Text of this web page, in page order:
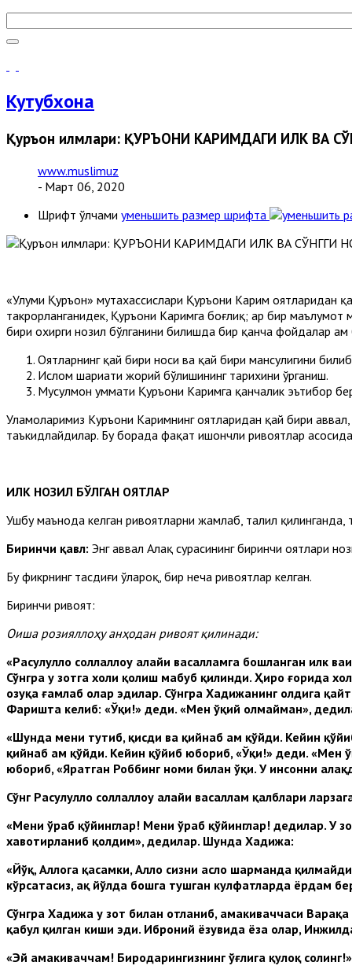
Кутубхона
Қуръон илмлари: ҚУРЪОНИ КАРИМДАГИ ИЛК ВА
www.muslimuz
- Март 06, 2020
Шрифт ўлчами уменьшить размер шрифта
«Улуми Қуръон» мутахассислари Қуръони Карим оятларидан
такрорланганидек, Қуръони Каримга боғлиқ; ҳар бир
бири охирги нозил бўлганини билишда бир қанча фойдалар
Оятларнинг қай бири носиҳ ва қай бири мансуҳлигини
Ислом шариати жорий бўлишининг тарихини ўрганиш.
Мусулмон уммати Қуръони Каримга қанчалик эътибор
Уламоларимиз Куръони Каримнинг оятларидан қай бири аввал,
таъкидлайдилар. Бу борада фақат ишончли ривоятлар
ИЛК НОЗИЛ БЎЛГАН ОЯТЛАР
Ушбу маънода келган ривоятларни жамлаб, таҳлил
Биринчи қавл: Энг аввал Алақ сурасининг биринчи оятлари
Бу фикрнинг тасдиғи ўлароқ, бир неча ривоятлар келган.
Биринчи ривоят:
Оиша розияллоҳу анҳодан ривоят қилинади:
«Расулуллоҳ соллаллоҳу алайҳи васалламга бошланган илк
Сўнгра у зотга холи қолиш маҳбуб қилинди. Ҳиро ғорида
озуқа ғамлаб олар эдилар. Сўнгра Хадижанинг олдига
Фаришта келиб: «Ўқи!» деди. «Мен ўқий олмайман»,
«Шунда мени тутиб, қисди ва қийнаб ам қўйди. Кейин қў
қийнаб ам қўйди. Кейин қўйиб юбориб, «Ўқи!» деди. «Мен
юбориб, «Яратган Роббинг номи билан ўқи. У инсонни алақ
Сўнг Расулулло соллаллоу алайи васаллам қалблари
«Мени ўраб қўйинглар! Мени ўраб қўйинглар! дедилар. У
хавотирланиб қолдим», дедилар. Шунда Хадижа:
«Йўқ, Аллога қасамки, Алло сизни асло шарманда қ
кўрсатасиз, ақйўлда бошга тушган кулфатларда ёрдам
Сўнгра Хадижа у зот билан отланиб, амакиваччаси Варақа
қабул қилган киши эди. Иброний ёзувида ёза олар,
«Эй амакиваччам! Биродарингизнинг ўғлига қулоқ